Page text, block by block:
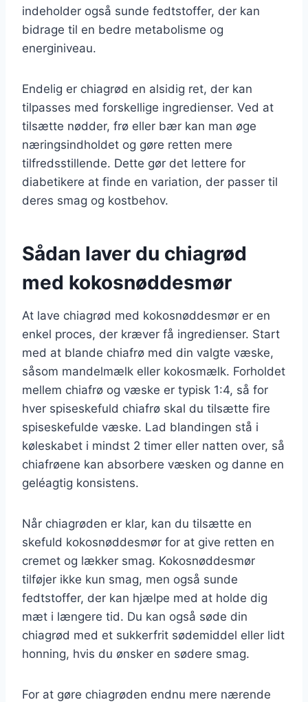
indeholder også sunde fedtstoffer, der kan
bidrage til en bedre metabolisme og
energiniveau.
Endelig er chiagrød en alsidig ret, der kan
tilpasses med forskellige ingredienser. Ved at
tilsætte nødder, frø eller bær kan man øge
næringsindholdet og gøre retten mere
tilfredsstillende. Dette gør det lettere for
diabetikere at finde en variation, der passer til
deres smag og kostbehov.
Sådan laver du chiagrød
med kokosnøddesmør
At lave chiagrød med kokosnøddesmør er en
enkel proces, der kræver få ingredienser. Start
med at blande chiafrø med din valgte væske,
såsom mandelmælk eller kokosmælk. Forholdet
mellem chiafrø og væske er typisk 1:4, så for
hver spiseskefuld chiafrø skal du tilsætte fire
spiseskefulde væske. Lad blandingen stå i
køleskabet i mindst 2 timer eller natten over, så
chiafrøene kan absorbere væsken og danne en
geléagtig konsistens.
Når chiagrøden er klar, kan du tilsætte en
skefuld kokosnøddesmør for at give retten en
cremet og lækker smag. Kokosnøddesmør
tilføjer ikke kun smag, men også sunde
fedtstoffer, der kan hjælpe med at holde dig
mæt i længere tid. Du kan også søde din
chiagrød med et sukkerfrit sødemiddel eller lidt
honning, hvis du ønsker en sødere smag.
For at gøre chiagrøden endnu mere nærende